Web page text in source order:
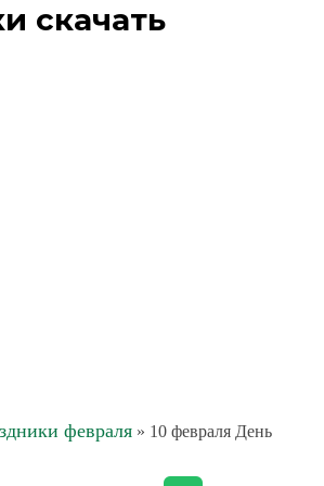
скачать
февраля » 10 февраля День